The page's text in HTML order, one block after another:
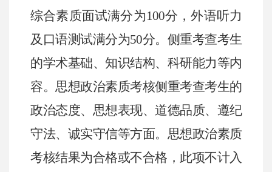
综合素质面试满分为100分，外语听力
及口语测试满分为50分。侧重考查考生
的学术基础、知识结构、科研能力等内
容。思想政治素质考核侧重考查考生的
政治态度、思想表现、道德品质、遵纪
守法、诚实守信等方面。思想政治素质
考核结果为合格或不合格，此项不计入